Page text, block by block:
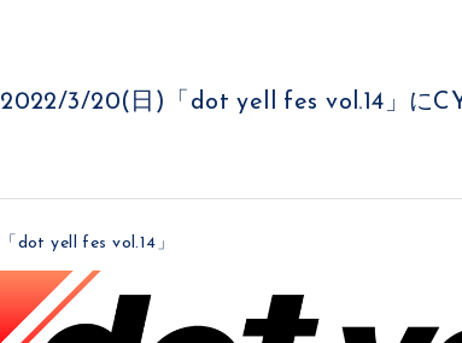
2022/3/20(日)「dot yell fes vol.14」に
「dot yell fes vol.14」